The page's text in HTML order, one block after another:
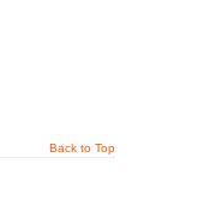
Back to Top